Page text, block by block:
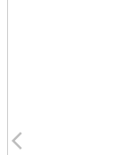
arrow_back_ios